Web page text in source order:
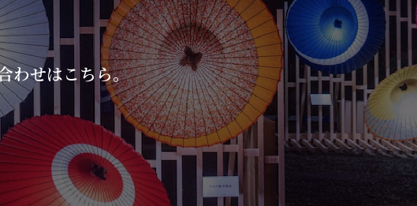
わせはこちら。